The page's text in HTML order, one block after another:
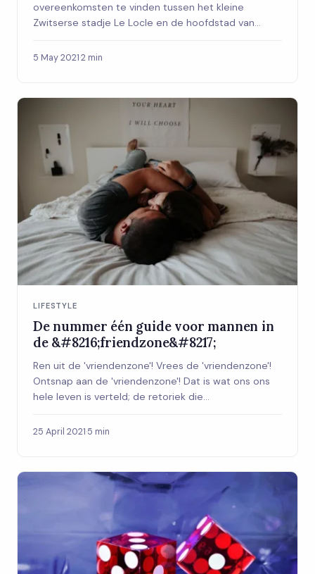
overeenkomsten te vinden tussen het kleine
Zwitserse stadje Le Locle en de hoofdstad van
5 May 2021·2 min
LIFESTYLE
De nummer één guide voor mannen in
de &#8216;friendzone&#8217;
Ren uit de 'vriendenzone'! Vrees de 'vriendenzone'!
Ontsnap aan de 'vriendenzone'! Dat is wat ons ons
hele leven is verteld; de retoriek die...
25 April 2021·5 min